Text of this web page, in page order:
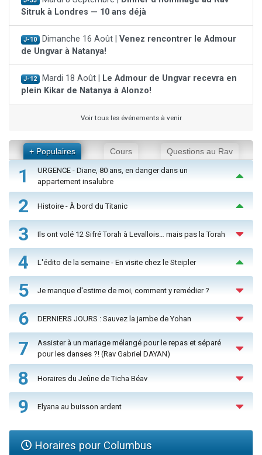
Sitruk à Londres — 10 ans déjà
J-10 Dimanche 16 Août | Venez rencontrer le Admour
de Ungvar à Natanya!
J-12 Mardi 18 Août |
Le Admour de Ungvar recevra en
plein Kikar de Natanya à Alonzo!
Voir tous les événements à venir
+ Populaires Cours Questions au Rav
1
URGENCE - Diane, 80 ans, en danger dans un
appartement insalubre
2 Histoire - À bord du Titanic
3 Ils ont volé 12 Sifré Torah à Levallois… mais pas la Torah
4 L'édito de la semaine - En visite chez le Steipler
5 Je manque d'estime de moi, comment y remédier ?
6 DERNIERS JOURS : Sauvez la jambe de Yohan
7
Assister à un mariage mélangé pour le repas et séparé
pour les danses ?! (Rav Gabriel DAYAN)
8 Horaires du Jeûne de Ticha Béav
9 Elyana au buisson ardent
Horaires pour Columbus